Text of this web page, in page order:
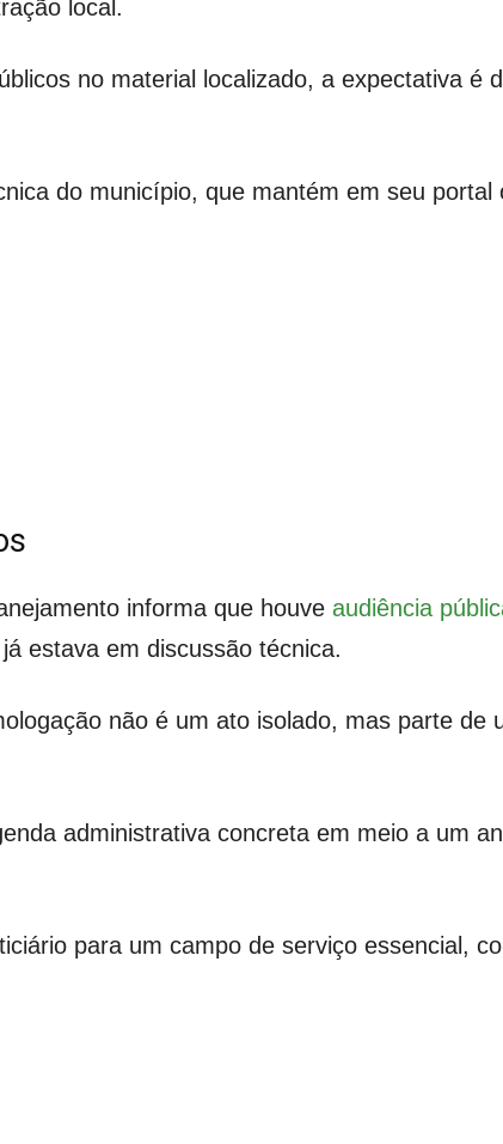
local.
no material localizado, a expectativa é
do município, que mantém em seu portal
informa que houve audiência
estava em discussão técnica.
não é um ato isolado, mas parte de
administrativa concreta em meio a um
para um campo de serviço essencial,